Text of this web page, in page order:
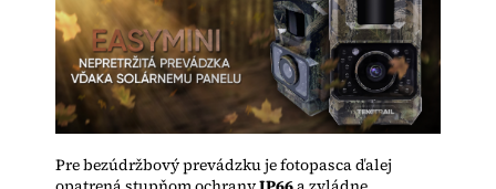
Pre bezúdržbový prevádzku je fotopasca ďalej